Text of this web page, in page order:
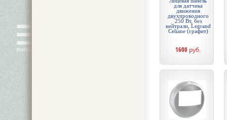
для датчика
движения
двухпроводного
250 Вт, без
нейтрали, Legrand
Celiane (графит)
1600 руб.